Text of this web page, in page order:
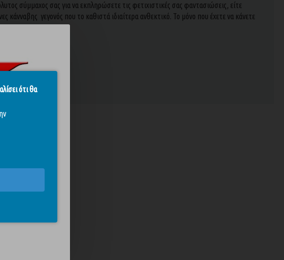
ότι θα
σύμμαχος σας για να εκπληρώσετε τις φετιχιστικές σας φαντασιώσεις, είτε
γεγονός που το καθιστά ιδιαίτερα ανθεκτικό. Το μόνο που έχετε να κάνετε